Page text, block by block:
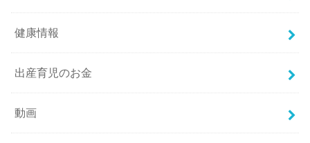
健康情報
出産育児のお金
動画